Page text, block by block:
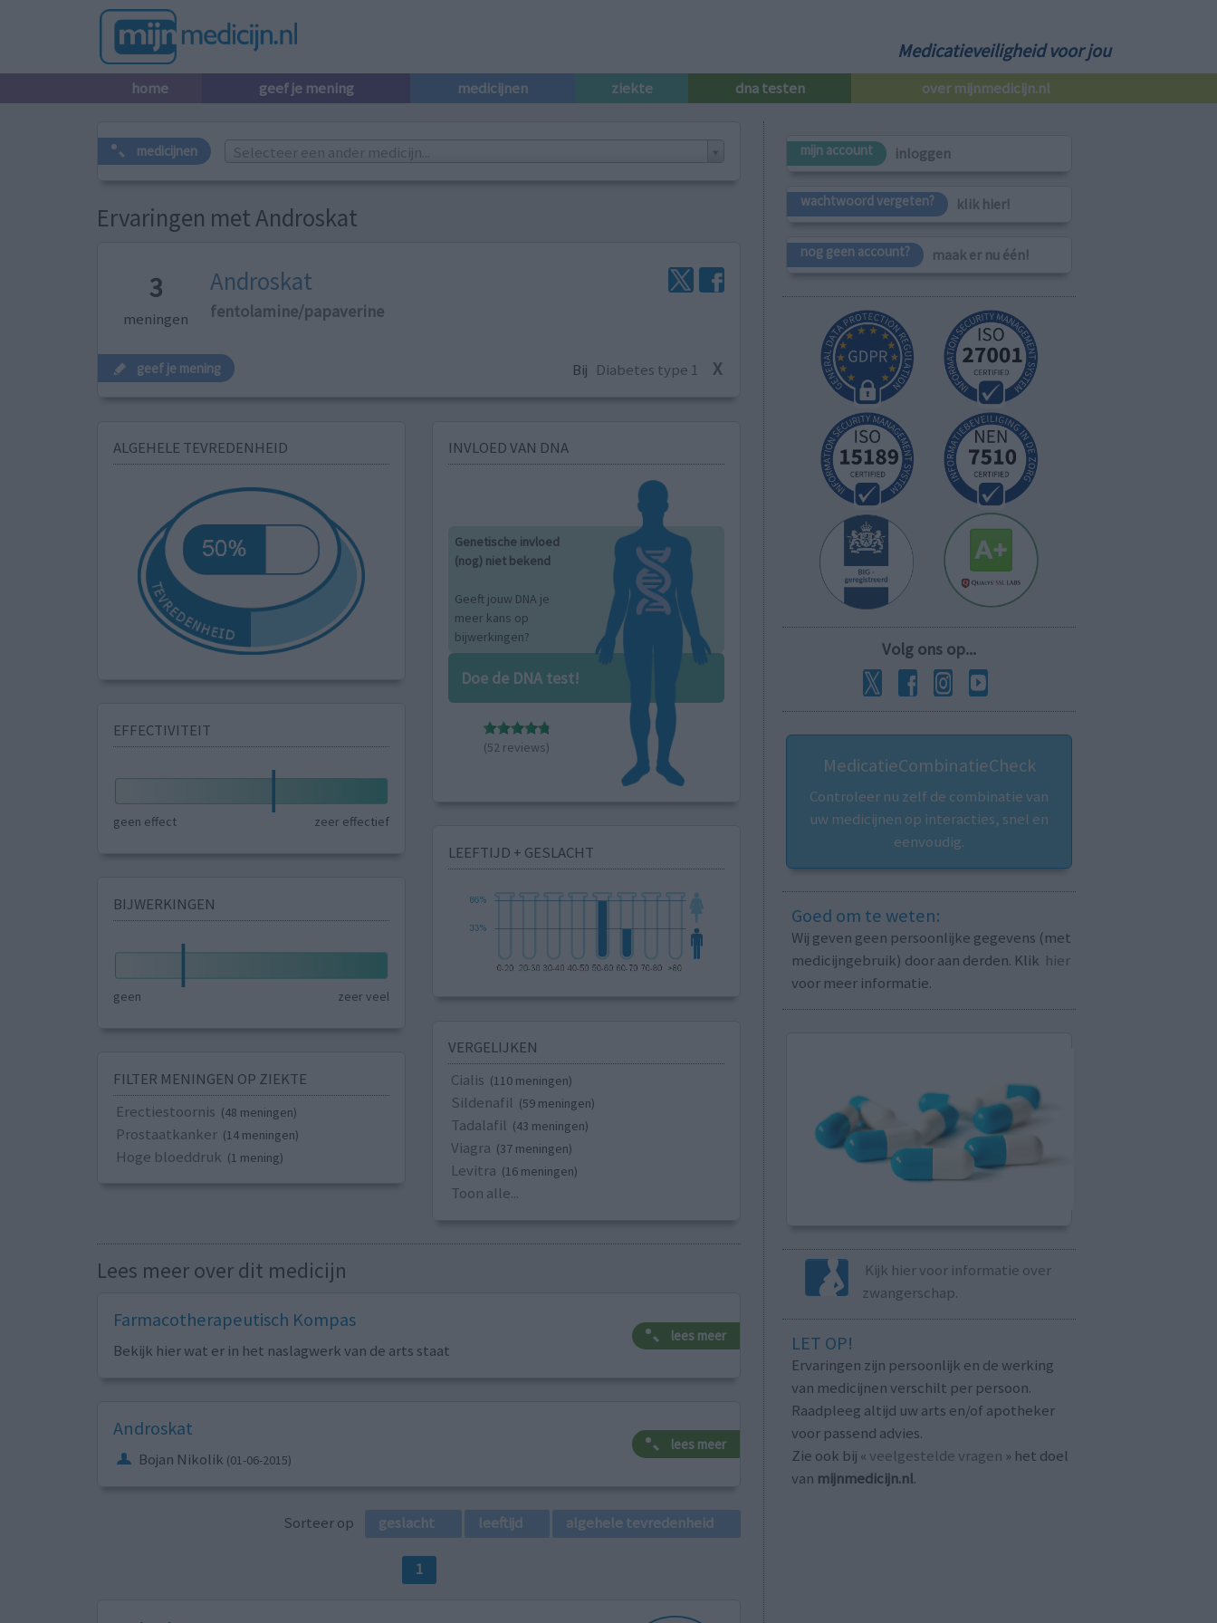
Medicatieveiligheid voor jou
home geef je mening medicijnen ziekte dna testen over mijnmedicijn.nl
medicijnen Selecteer een ander medicijn...
Ervaringen met Androskat
3
meningen
Androskat
fentolamine/papaverine
geef je mening Bij Diabetes type 1 X
ALGEHELE TEVREDENHEID
EFFECTIVITEIT
geen effect zeer effectief
BIJWERKINGEN
geen zeer veel
FILTER MENINGEN OP ZIEKTE
Erectiestoornis (48 meningen)
Prostaatkanker (14 meningen)
Hoge bloeddruk (1 mening)
INVLOED VAN DNA
Genetische invloed
(nog) niet bekend
Geeft jouw DNA je
meer kans op
bijwerkingen?
Doe de DNA test!
(52 reviews)
LEEFTIJD + GESLACHT
VERGELIJKEN
Cialis (110 meningen)
Sildenafil (59 meningen)
Tadalafil (43 meningen)
Viagra (37 meningen)
Levitra (16 meningen)
Toon alle...
Lees meer over dit medicijn
Farmacotherapeutisch Kompas
Bekijk hier wat er in het naslagwerk van de arts staat
lees meer
Androskat
Bojan Nikolik (01-06-2015)
lees meer
Sorteer op geslacht leeftijd algehele tevredenheid
1
mijn account inloggen
wachtwoord vergeten? klik hier!
nog geen account? maak er nu één!
Volg ons op...
MedicatieCombinatieCheck
Controleer nu zelf de combinatie van
uw medicijnen op interacties, snel en
eenvoudig.
Goed om te weten:
Wij geven geen persoonlijke gegevens (met
medicijngebruik) door aan derden. Klik hier
voor meer informatie.
Kijk hier voor informatie over
zwangerschap.
LET OP!
Ervaringen zijn persoonlijk en de werking
van medicijnen verschilt per persoon.
Raadpleeg altijd uw arts en/of apotheker
voor passend advies.
Zie ook bij « veelgestelde vragen » het doel
van mijnmedicijn.nl.